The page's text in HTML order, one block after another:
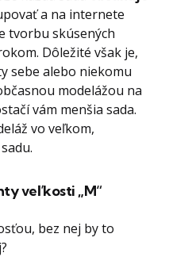
a na internete
tvorbu skúsených
Dôležité však je,
sebe alebo niekomu
modelážou na
vám menšia sada.
vo veľkom,
veľkosti „M“
, bez nej by to